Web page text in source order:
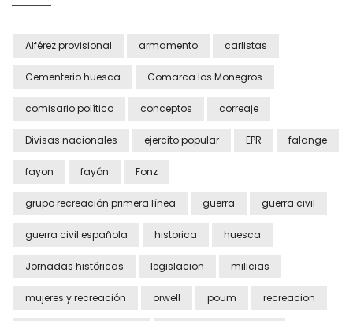
Alférez provisional armamento carlistas
Cementerio huesca Comarca los Monegros
comisario político conceptos correaje
Divisas nacionales ejercito popular EPR falange
fayon fayón Fonz
grupo recreación primera línea guerra guerra civil
guerra civil española historica huesca
Jornadas históricas legislacion milicias
mujeres y recreación orwell poum recreacion